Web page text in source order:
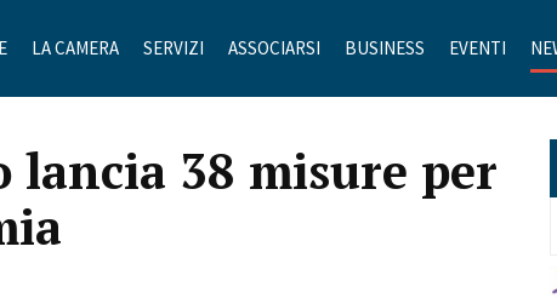
LA CAMERA SERVIZI ASSOCIARSI BUSINESS EVENTI
lancia 38 misure per